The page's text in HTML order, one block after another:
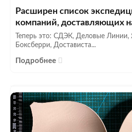
Расширен список
компаний, доставляющих
Теперь это: СДЭК, Деловые Линии,
Боксберри, Достависта...
Подробнее